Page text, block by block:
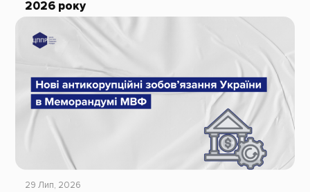
2026 року
29 Лип, 2026